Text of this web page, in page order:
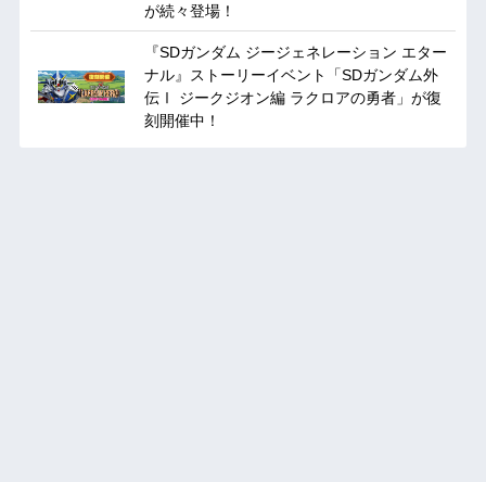
が続々登場！
『SDガンダム ジージェネレーション エター
ナル』ストーリーイベント「SDガンダム外
伝Ⅰ ジークジオン編 ラクロアの勇者」が復
刻開催中！